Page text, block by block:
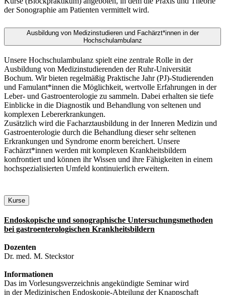
der Sonographie am Patienten vermittelt wird.
Ausbildung von Medizinstudieren und Fachärzt*innen in der
Hochschulambulanz
Unsere Hochschulambulanz spielt eine zentrale Rolle in der
Ausbildung von Medizinstudierenden der Ruhr-Universität
Bochum. Wir bieten regelmäßig Praktische Jahr (PJ)-Studierenden
und Famulant*innen die Möglichkeit, wertvolle Erfahrungen in der
Leber- und Gastroenterologie zu sammeln. Dabei erhalten sie tiefe
Einblicke in die Diagnostik und Behandlung von seltenen und
komplexen Lebererkrankungen.
Zusätzlich wird die Facharztausbildung in der Inneren Medizin und
Gastroenterologie durch die Behandlung dieser sehr seltenen
Erkrankungen und Syndrome enorm bereichert. Unsere
Fachärzt*innen werden mit komplexen Krankheitsbildern
konfrontiert und können ihr Wissen und ihre Fähigkeiten in einem
hochspezialisierten Umfeld kontinuierlich erweitern.
Kurse
Endoskopische und sonographische Untersuchungsmethoden
bei gastroenterologischen Krankheitsbildern
Dozenten
Dr. med. M. Steckstor
Informationen
Das im Vorlesungsverzeichnis angekündigte Seminar wird
in der Medizinischen Endoskopie-Abteilung der Knappschaft